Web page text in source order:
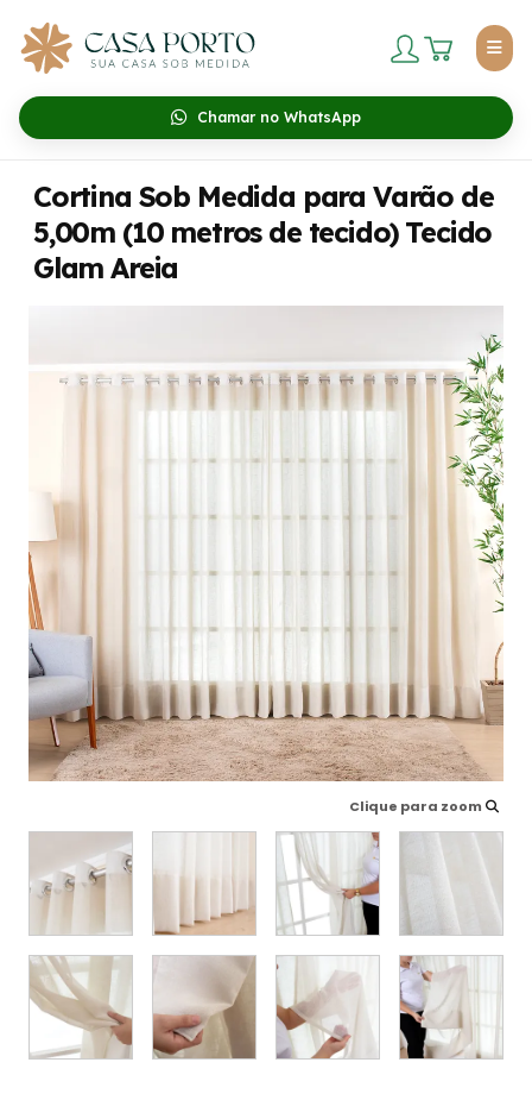
Chamar no WhatsApp
Cortina Sob Medida para Varão de
5,00m (10 metros de tecido) Tecido
Glam Areia
Clique para zoom